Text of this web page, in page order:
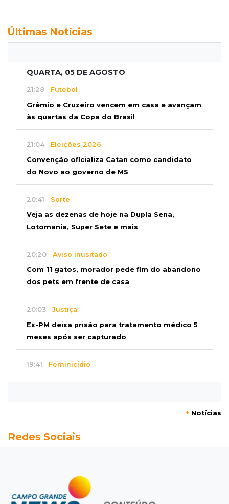
Últimas Notícias
QUARTA, 05 DE AGOSTO
21:28 Futebol
Grêmio e Cruzeiro vencem em casa e avançam
às quartas da Copa do Brasil
21:04 Eleições 2026
Convenção oficializa Catan como candidato
do Novo ao governo de MS
20:41 Sorte
Veja as dezenas de hoje na Dupla Sena,
Lotomania, Super Sete e mais
20:20 Aviso inusitado
Com 11 gatos, morador pede fim do abandono
dos pets em frente de casa
20:03 Justiça
Ex-PM deixa prisão para tratamento médico 5
meses após ser capturado
19:41 Feminicídio
Banco Central reduz juros para 14% ao ano em
Dólar comercial fecha cotado a R$ 5,12 com
atenção ao cenário externo
+ Notícias
Redes Sociais